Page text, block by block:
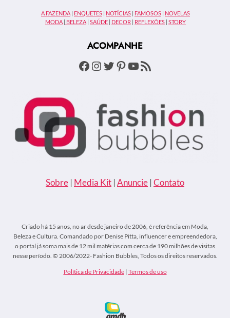
A FAZENDA | ENQUETES | NOTÍCIAS | FAMOSOS | NOVELAS
MODA | BELEZA | SAÚDE | DECOR | REFLEXÕES | STORY
ACOMPANHE
Facebook
Instagram
Twitter
Pinterest
Youtube
Feed RSS
Sobre | Media Kit | Anuncie | Contato
Criado há 15 anos, no ar desde janeiro de 2006, é referência em Moda,
Beleza e Cultura. Comandado por Denise Pitta, influencer e empreendedora,
o portal já soma mais de 12 mil matérias com cerca de 190 milhões de visitas
nesse período. © 2006/2022- Fashion Bubbles, Todos os direitos reservados.
Política de Privacidade| Termos de uso